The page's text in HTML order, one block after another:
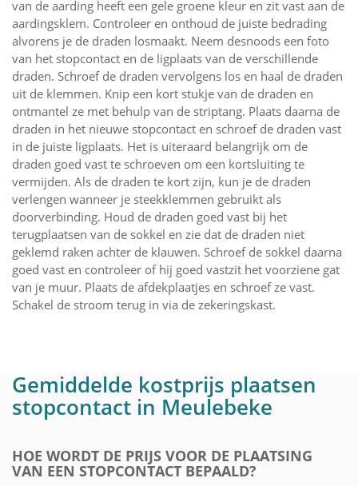
van de aarding heeft een gele groene kleur en zit vast aan de
aardingsklem. Controleer en onthoud de juiste bedrading
alvorens je de draden losmaakt. Neem desnoods een foto
van het stopcontact en de ligplaats van de verschillende
draden. Schroef de draden vervolgens los en haal de draden
uit de klemmen. Knip een kort stukje van de draden en
ontmantel ze met behulp van de striptang. Plaats daarna de
draden in het nieuwe stopcontact en schroef de draden vast
in de juiste ligplaats. Het is uiteraard belangrijk om de
draden goed vast te schroeven om een kortsluiting te
vermijden. Als de draden te kort zijn, kun je de draden
verlengen wanneer je steekklemmen gebruikt als
doorverbinding. Houd de draden goed vast bij het
terugplaatsen van de sokkel en zie dat de draden niet
geklemd raken achter de klauwen. Schroef de sokkel daarna
goed vast en controleer of hij goed vastzit het voorziene gat
van je muur. Plaats de afdekplaatjes en schroef ze vast.
Schakel de stroom terug in via de zekeringskast.
Gemiddelde kostprijs plaatsen
stopcontact in Meulebeke
HOE WORDT DE PRIJS VOOR DE PLAATSING
VAN EEN STOPCONTACT BEPAALD?